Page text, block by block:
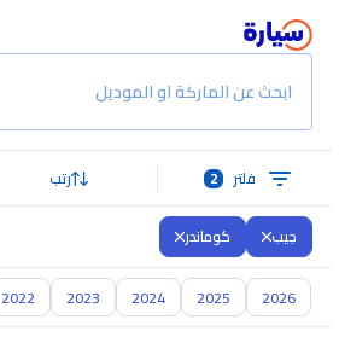
ابحث عن الماركة او الموديل
فلتر 2 رتب
جيب كوماندر
2026
2025
2024
2023
2022